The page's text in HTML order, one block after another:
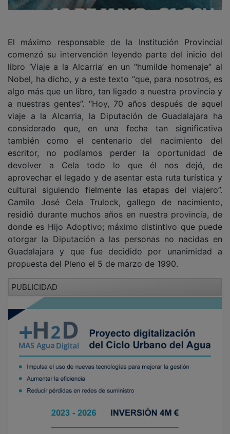
comenzó su intervención leyendo parte del inicio del
libro ‘Viaje a la Alcarria’ en un “humilde homenaje” al
Nobel, ha dicho, y a este texto “que, para nosotros, es
algo más que un libro, tan ligado a nuestra provincia y
a nuestras gentes”. “Hoy, 70 años después de aquel
viaje a la Alcarria, la Diputación de Guadalajara ha
considerado que, en una fecha tan significativa
también como el centenario del nacimiento del
escritor, no podíamos perder la oportunidad de
devolver a Cela todo lo que él nos dejó, de
aprovechar el legado y de asentar esta ruta turística y
cultural siguiendo fielmente las etapas del viajero”.
Camilo José Cela Trulock, gallego de nacimiento,
residió durante muchos años en nuestra provincia, de
donde es Hijo Adoptivo; máximo distintivo que puede
otorgar la Diputación a las personas no nacidas en
Guadalajara y que fue decidido por unanimidad a
propuesta del Pleno el 5 de marzo de 1990.